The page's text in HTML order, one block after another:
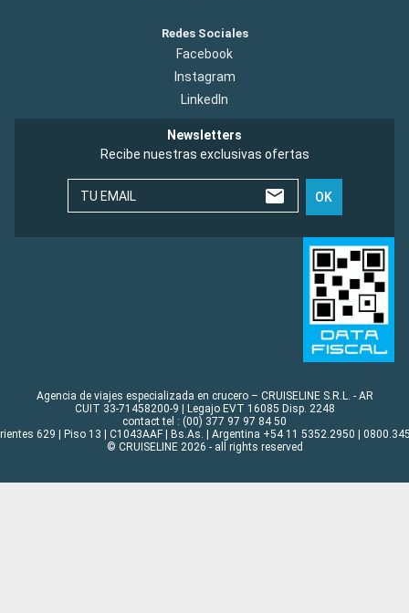
Redes Sociales
Facebook
Instagram
LinkedIn
Newsletters
Recibe nuestras exclusivas ofertas
TU EMAIL OK
Agencia de viajes especializada en crucero – CRUISELINE S.R.L. - AR
CUIT 33-71458200-9 | Legajo EVT 16085 Disp. 2248
contact tel : (00) 377 97 97 84 50
629 | Piso 13 | C1043AAF | Bs.As. | Argentina +54 11 5352.2950 |
© CRUISELINE 2026 - all rights reserved